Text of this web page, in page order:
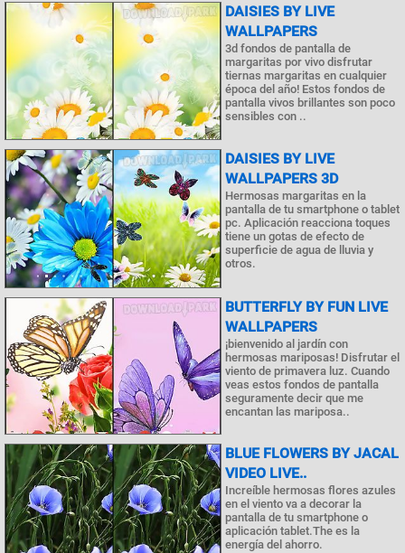
DAISIES BY LIVE
WALLPAPERS
3d fondos de pantalla de
margaritas por vivo disfrutar
tiernas margaritas en cualquier
época del año! Estos fondos de
pantalla vivos brillantes son poco
sensibles con ..
DAISIES BY LIVE
WALLPAPERS 3D
Hermosas margaritas en la
pantalla de tu smartphone o tablet
pc. Aplicación reacciona toques
tiene un gotas de efecto de
superficie de agua de lluvia y
otros.
BUTTERFLY BY FUN LIVE
WALLPAPERS
¡bienvenido al jardín con
hermosas mariposas! Disfrutar el
viento de primavera luz. Cuando
veas estos fondos de pantalla
seguramente decir que me
encantan las mariposa..
BLUE FLOWERS BY JACAL
VIDEO LIVE..
Increíble hermosas flores azules
en el viento va a decorar la
pantalla de tu smartphone o
aplicación tablet.The es la
energía del ahorro.